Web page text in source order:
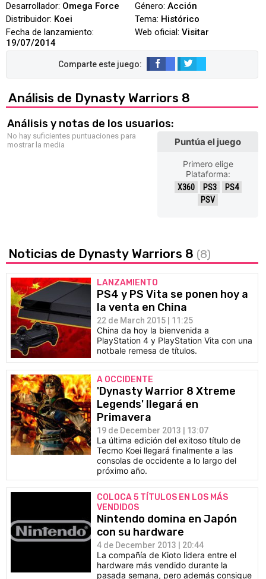
Desarrollador: Omega Force
Distribuidor: Koei
Fecha de lanzamiento:
19/07/2014
Género: Acción
Tema: Histórico
Web oficial: Visitar
Análisis de Dynasty Warriors 8
Análisis y notas de los usuarios:
No hay suficientes puntuaciones para
mostrar la media
Puntúa el juego
Primero elige
Plataforma:
X360 PS3
PS4
PSV
Noticias de Dynasty Warriors 8 (8)
LANZAMIENTO
PS4 y PS Vita se ponen hoy a
la venta en China
22 de March 2015 | 11:25
China da hoy la bienvenida a
PlayStation 4 y PlayStation Vita con una
notbale remesa de títulos.
A OCCIDENTE
'Dynasty Warrior 8 Xtreme
Legends' llegará en
Primavera
19 de December 2013 | 13:07
La última edición del exitoso título de
Tecmo Koei llegará finalmente a las
consolas de occidente a lo largo del
próximo año.
COLOCA 5 TÍTULOS EN LOS MÁS
VENDIDOS
Nintendo domina en Japón
con su hardware
4 de December 2013 | 20:44
La compañía de Kioto lidera entre el
hardware más vendido durante la
pasada semana, pero además consigue